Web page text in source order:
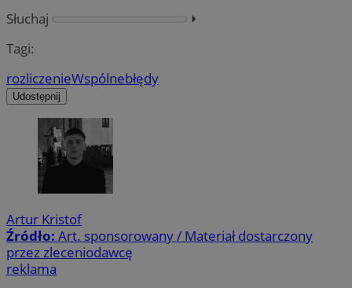
Słuchaj
⏵︎
Tagi:
rozliczenieWspólnebłędy
Udostępnij
Artur Kristof
Źródło: Art. sponsorowany / Materiał dostarczony
przez zleceniodawcę
reklama